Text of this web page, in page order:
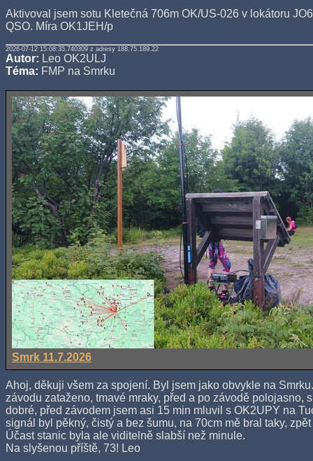
Aktivoval jsem sotu Kletečná 706m OK/US-026 v lokátoru
QSO. Míra OK1JEH/p
2026-07-12 15:08:35.740309 z adresy 188.75.189.22
Autor: Leo OK2ULJ
Téma: FMP na Smrku
Smrk 11.7.2026
Ahoj, děkuji všem za spojení. Byl jsem jako obvykle na
závodu zataženo, tmavé mraky, před a po závodě polojasno,
dobré, před závodem jsem asi 15 min mluvil s OK2UPY na
signál byl pěkný, čistý a bez šumu, na 70cm mě bral taky,
Účast stanic byla ale viditelně slabší než minule.
Na slyšenou příště, 73! Leo